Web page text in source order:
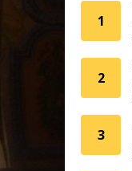
1
2
3